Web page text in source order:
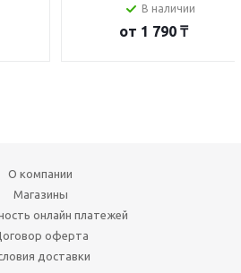
В наличии
от 1 790 ₸
О компании
Магазины
онлайн платежей
оферта
доставки